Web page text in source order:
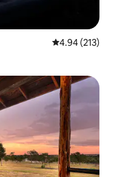
平均评分 4.94
4.94 (213)